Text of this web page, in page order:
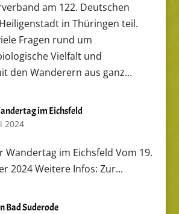
am 122. Deutschen
in Thüringen teil.
Fragen rund um
Vielfalt und
den Wanderern aus ganz...
im Eichsfeld
2024
Wandertag im Eichsfeld Vom 19.
2024 Weitere Infos: Zur...
Bad Suderode